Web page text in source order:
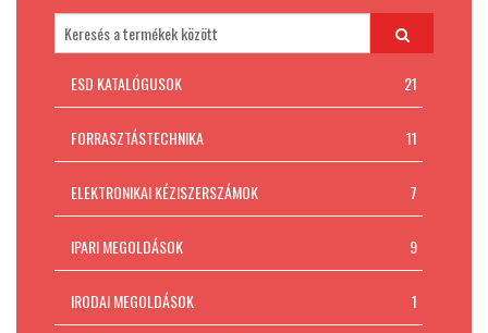
Padlókivitelezés
MI AZ ESD VÉDELEM?
Kapcsolat
ESD KATALÓGUSOK 21
FORRASZTÁSTECHNIKA 11
ELEKTRONIKAI KÉZISZERSZÁMOK 7
IPARI MEGOLDÁSOK 9
IRODAI MEGOLDÁSOK 1